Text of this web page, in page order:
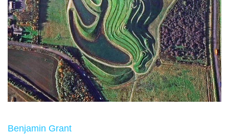
Benjamin Grant